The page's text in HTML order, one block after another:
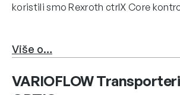
koristili smo Rexroth ctrlX Core
Više o…
VARIOFLOW